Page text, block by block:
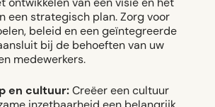
een strategisch plan. Zorg voor
beleid en een geïntegreerde
bij de behoeften van uw
medewerkers.
en cultuur:Creëer een cultuur